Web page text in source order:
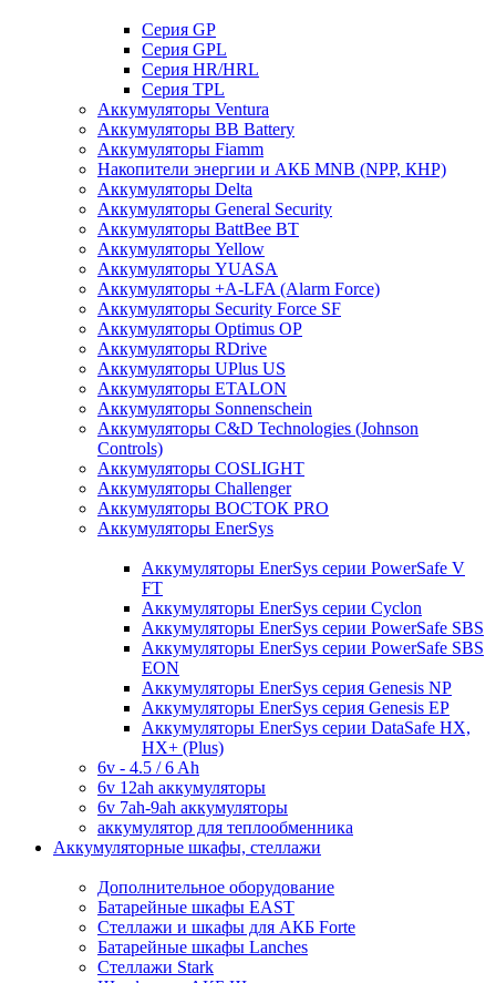
Cерия GP
Серия GPL
Серия HR/HRL
Серия TPL
Аккумуляторы Ventura
Аккумуляторы BB Battery
Аккумуляторы Fiamm
Накопители энергии и АКБ MNB (NPP, КНР)
Аккумуляторы Delta
Аккумуляторы General Security
Аккумуляторы BattBee BT
Аккумуляторы Yellow
Аккумуляторы YUASA
Аккумуляторы +A-LFA (Alarm Force)
Аккумуляторы Security Force SF
Аккумуляторы Optimus OP
Аккумуляторы RDrive
Аккумуляторы UPlus US
Аккумуляторы ETALON
Аккумуляторы Sonnenschein
Аккумуляторы С&D Technologies (Johnson
Controls)
Аккумуляторы COSLIGHT
Аккумуляторы Challenger
Аккумуляторы ВОСТОК PRO
Аккумуляторы EnerSys
Аккумуляторы EnerSys серии PowerSafe V
FT
Аккумуляторы EnerSys серии Cyclon
Аккумуляторы EnerSys серии PowerSafe SBS
Аккумуляторы EnerSys серии PowerSafe SBS
EON
Аккумуляторы EnerSys серия Genesis NP
Аккумуляторы EnerSys серия Genesis EP
Аккумуляторы EnerSys серии DataSafe HX,
HX+ (Plus)
6v - 4.5 / 6 Ah
6v 12ah аккумуляторы
6v 7ah-9ah аккумуляторы
аккумулятор для теплообменника
Аккумуляторные шкафы, стеллажи
Дополнительное оборудование
Батарейные шкафы EAST
Стеллажи и шкафы для АКБ Forte
Батарейные шкафы Lanches
Стеллажи Stark